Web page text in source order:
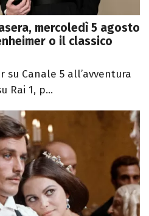
mercoledì 5 agosto
o il classico
su Canale 5 all’avventura
Rai 1, p...